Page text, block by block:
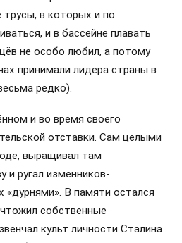
в которых и по
и в бассейне плавать
не особо любил, а потому
принимали лидера страны в
редко).
и во время своего
отставки. Сам целыми
выращивал там
и ругал изменников-
«дурнями». В памяти остался
собственные
культ личности Сталина